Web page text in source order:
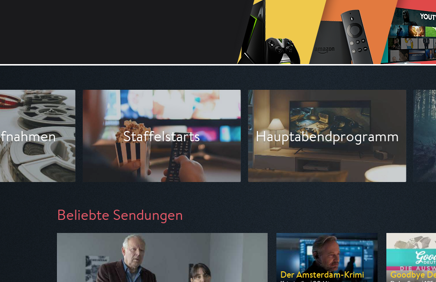
Hauptabendprogramm Blockbuster
Beliebte Sendungen
Der Amsterdam-Krimi Goodbye